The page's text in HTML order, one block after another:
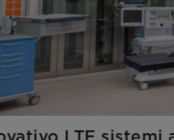
LTF sistemi